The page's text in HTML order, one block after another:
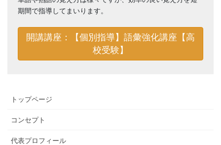
期間で指導してまいります。
開講講座：【個別指導】語彙強化講座【高
校受験】
トップページ
コンセプト
代表プロフィール